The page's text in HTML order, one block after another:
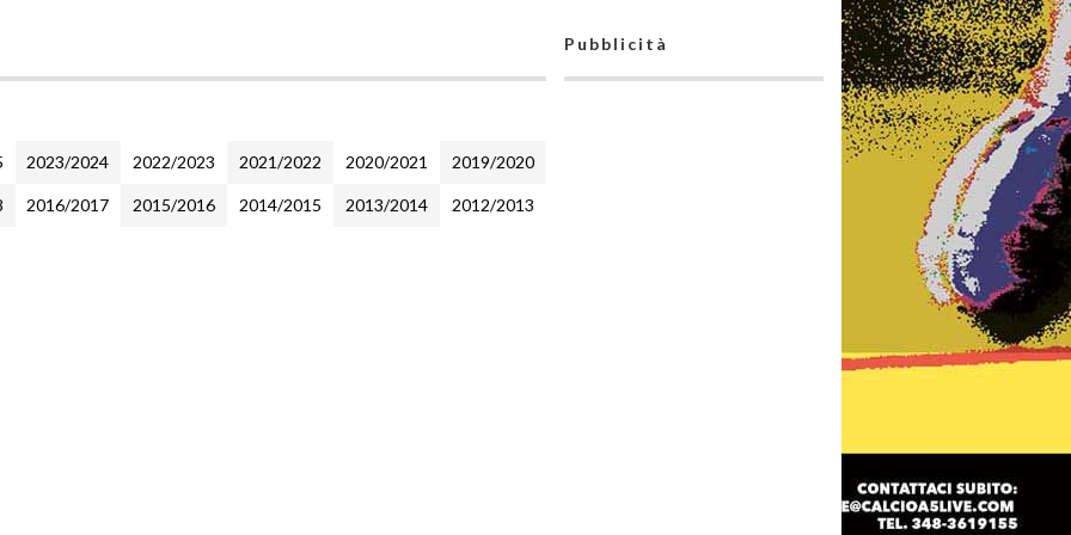
2023/2024 2022/2023 2021/2022 2020/2021 2019/2020
2016/2017 2015/2016 2014/2015 2013/2014 2012/2013
Pubblicità